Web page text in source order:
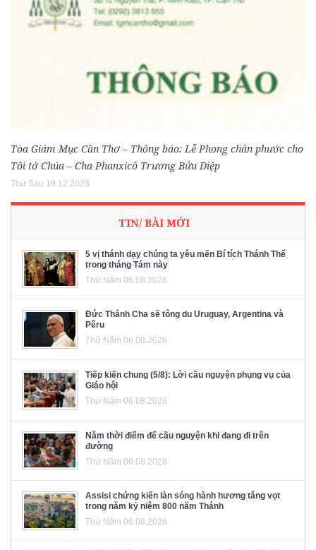
Tòa Giám Mục Cần Thơ – Thông báo: Lễ Phong chân phước cho
Tôi tớ Chúa – Cha Phanxicô Trương Bửu Diệp
Thứ Sáu 19.12.2025
TIN/ BÀI MỚI
5 vị thánh dạy chúng ta yêu mến Bí tích Thánh Thể
trong tháng Tám này
Thứ Năm 06.08.2026
Đức Thánh Cha sẽ tông du Uruguay, Argentina và
Pêru
Thứ Năm 06.08.2026
Tiếp kiến chung (5/8): Lời cầu nguyện phụng vụ của
Giáo hội
Thứ Năm 06.08.2026
Năm thời điểm để cầu nguyện khi đang đi trên
đường
Thứ Năm 06.08.2026
Assisi chứng kiến làn sóng hành hương tăng vọt
trong năm kỷ niệm 800 năm Thánh
Thứ Năm 06.08.2026